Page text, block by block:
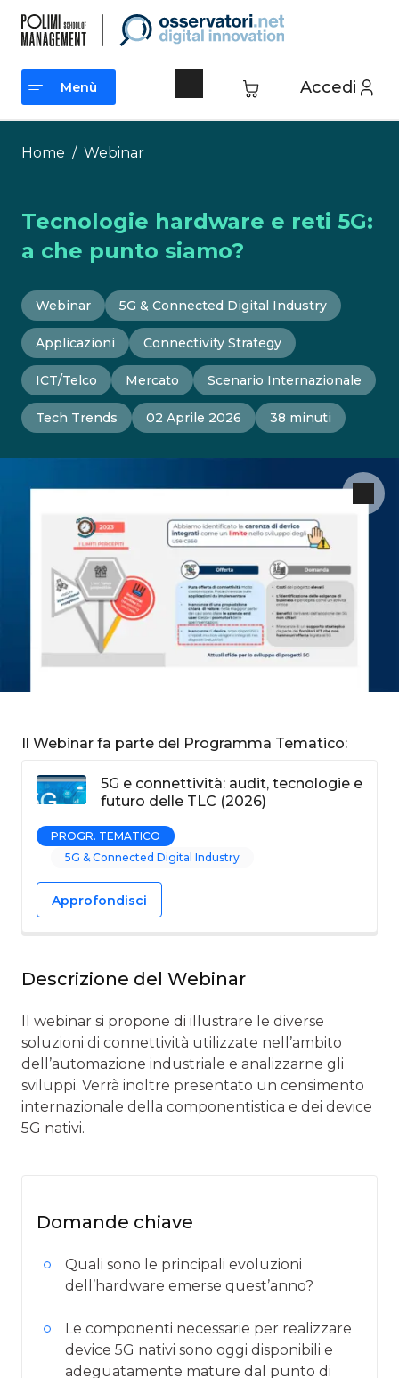
contenuto
Accedi
Menù
Menù
Home / Webinar
Tecnologie hardware e reti 5G:
a che punto siamo?
Webinar 5G & Connected Digital Industry
Applicazioni Connectivity Strategy
ICT/Telco Mercato Scenario Internazionale
Tech Trends 02 Aprile 2026 38 minuti
Il Webinar fa parte del Programma Tematico:
5G e connettività: audit, tecnologie e
futuro delle TLC (2026)
PROGR. TEMATICO
5G & Connected Digital Industry
Approfondisci
Descrizione del Webinar
Il webinar si propone di illustrare le diverse
soluzioni di connettività utilizzate nell’ambito
dell’automazione industriale e analizzarne gli
sviluppi. Verrà inoltre presentato un censimento
internazionale della componentistica e dei device
5G nativi.
Domande chiave
Quali sono le principali evoluzioni
dell’hardware emerse quest’anno?
Le componenti necessarie per realizzare
device 5G nativi sono oggi disponibili e
adeguatamente mature dal punto di